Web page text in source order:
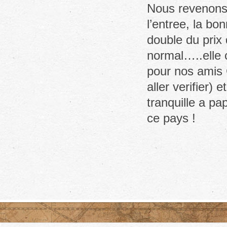
Nous
l’entree, la
double du
normal…..elle
pour nos
aller verifier)
tranquille a
ce pays !